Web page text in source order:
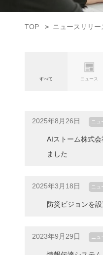
TOP ニュースリリー
すべて ニュース
2025年8月26日 ニュ
AIストーム株式
ました
2025年3月18日 ニュ
防災ビジョンを
2023年9月29日 ニュ